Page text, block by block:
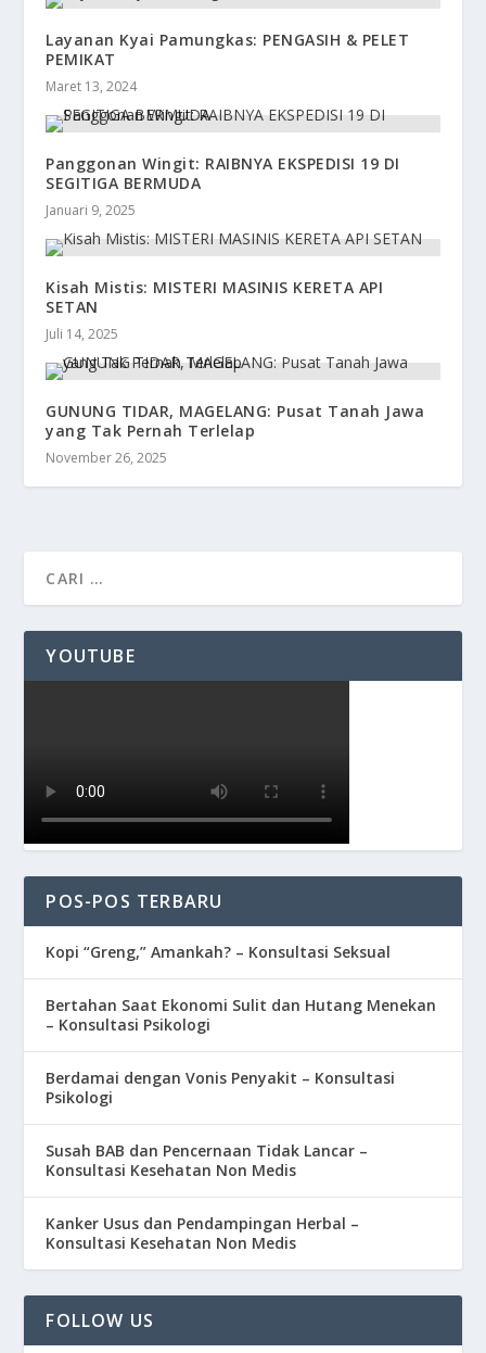
Layanan Kyai Pamungkas: PENGASIH & PELET
PEMIKAT
Maret 13, 2024
Panggonan Wingit: RAIBNYA EKSPEDISI 19 DI
SEGITIGA BERMUDA
Januari 9, 2025
Kisah Mistis: MISTERI MASINIS KERETA API
SETAN
Juli 14, 2025
GUNUNG TIDAR, MAGELANG: Pusat Tanah Jawa
yang Tak Pernah Terlelap
November 26, 2025
YOUTUBE
POS-POS TERBARU
Kopi “Greng,” Amankah? – Konsultasi Seksual
Bertahan Saat Ekonomi Sulit dan Hutang Menekan
– Konsultasi Psikologi
Berdamai dengan Vonis Penyakit – Konsultasi
Psikologi
Susah BAB dan Pencernaan Tidak Lancar –
Konsultasi Kesehatan Non Medis
Kanker Usus dan Pendampingan Herbal –
Konsultasi Kesehatan Non Medis
FOLLOW US